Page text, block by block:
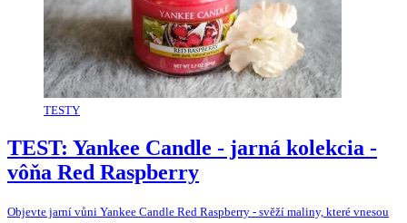
TESTY
TEST: Yankee Candle - jarná kolekcia -
vôňa Red Raspberry
Objevte jarní vůni Yankee Candle Red Raspberry - svěží maliny, které vnesou